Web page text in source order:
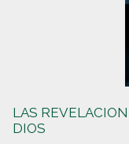
LAS
DIOS